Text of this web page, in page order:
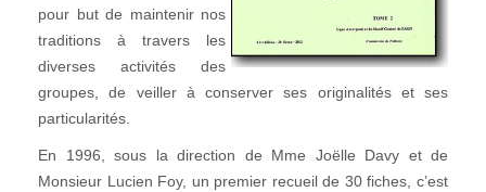
pour but de maintenir nos
traditions à travers les
diverses activités des
groupes, de veiller à conserver ses originalités et ses
particularités.
En 1996, sous la direction de Mme Joëlle Davy et de
Monsieur Lucien Foy, un premier recueil de 30 fiches, c’est